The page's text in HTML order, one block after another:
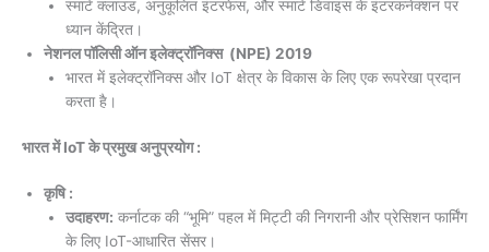
स्मार्ट क्लाउड, अनुकूलित इंटरफेस, और स्मार्ट डिवाइस के इंटरकनेक्शन पर
ध्यान केंद्रित।
नेशनल पॉलिसी ऑन इलेक्ट्रॉनिक्स (NPE) 2019
भारत में इलेक्ट्रॉनिक्स और IoT क्षेत्र के विकास के लिए एक रूपरेखा प्रदान
करता है।
भारत में IoT के प्रमुख अनुप्रयोग :
कृषि :
उदाहरण: कर्नाटक की “भूमि” पहल में मिट्टी की निगरानी और प्रेसिशन फार्मिंग
के लिए IoT-आधारित सेंसर।